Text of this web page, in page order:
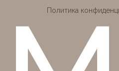
Политика